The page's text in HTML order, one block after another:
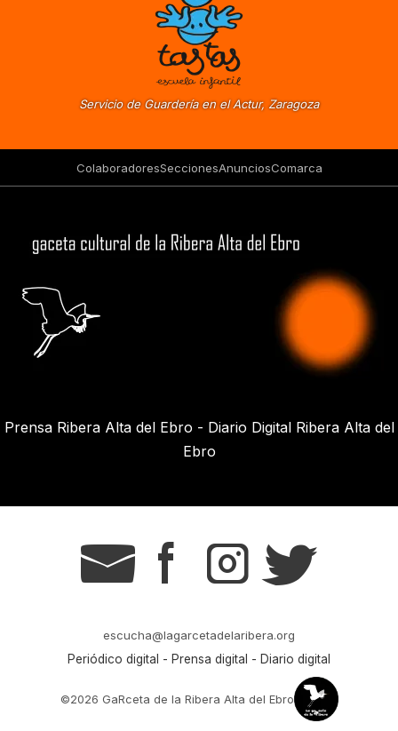
Servicio de Guardería en el Actur, Zaragoza
ColaboradoresSeccionesAnunciosComarca
Prensa Ribera Alta del Ebro - Diario Digital Ribera Alta del
Ebro
g s t r
escucha@lagarcetadelaribera.org
Periódico digital - Prensa digital - Diario digital
©2026 GaRceta de la Ribera Alta del Ebro